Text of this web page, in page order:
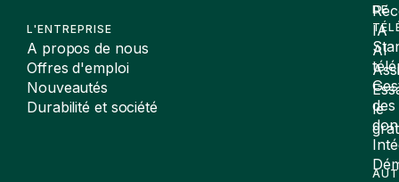
L'ENTREPRISE
A propos de nous
Offres d'emploi
Nouveautés
Durabilité et société
DE
des
IA
AI
le